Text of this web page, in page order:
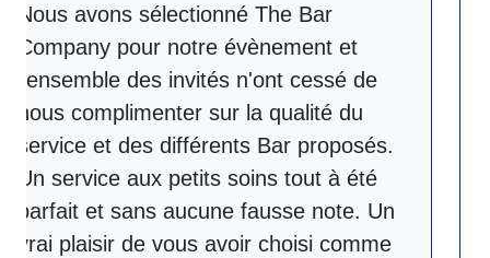
avons sélectionné The Bar
pour notre évènement et
des invités n'ont cessé de
complimenter sur la qualité du
et des différents Bar proposés.
service aux petits soins tout à été
et sans aucune fausse note. Un
plaisir de vous avoir choisi comme